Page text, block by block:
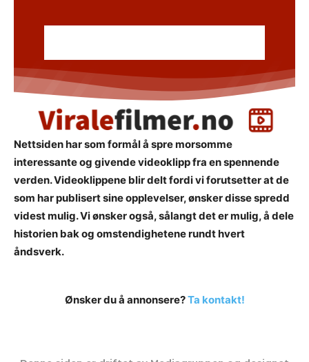
Nettsiden har som formål å spre morsomme
interessante og givende videoklipp fra en spennende
verden. Videoklippene blir delt fordi vi forutsetter at de
som har publisert sine opplevelser, ønsker disse spredd
videst mulig. Vi ønsker også, sålangt det er mulig, å dele
historien bak og omstendighetene rundt hvert
åndsverk.
Ønsker du å annonsere?Ta kontakt!